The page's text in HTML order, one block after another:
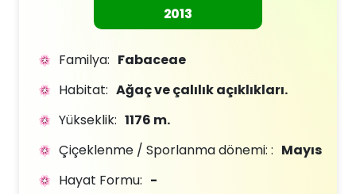
2013
Familya: Fabaceae
Habitat: Ağaç ve çalılık açıklıkları.
Yükseklik: 1176 m.
Çiçeklenme / Sporlanma dönemi: : Mayıs
Hayat Formu: -